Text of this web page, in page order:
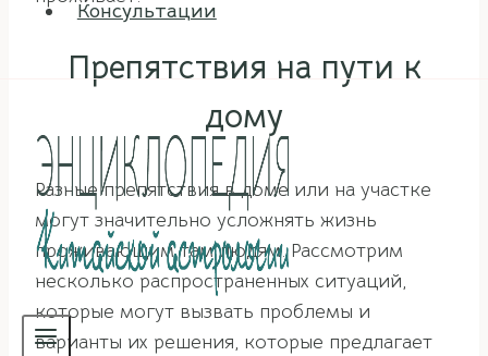
Консультации
Препятствия на пути к
дому
Разные препятствия в доме или на участке
могут значительно усложнять жизнь
проживающим там людям. Рассмотрим
несколько распространенных ситуаций,
которые могут вызвать проблемы и
варианты их решения, которые предлагает